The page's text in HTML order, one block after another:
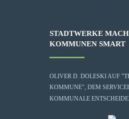
STADTWERKE
KOMMUNEN SMART
OLIVER D. DOLESKI AUF
KOMMUNE", DEM
KOMMUNALE